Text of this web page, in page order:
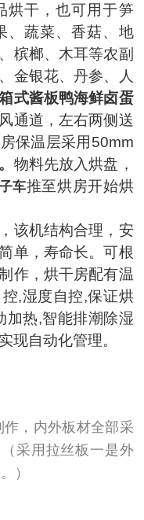
烘干，也可用于笋
、蔬菜、香菇、地
槟榔、木耳等农副
金银花、丹参、人
式酱板鸭海鲜卤蛋
通道，左右两侧送
保温层采用50mm
。 物料先放入烘盘，
车推至烘房开始烘
该机结构合理，安
单，寿命长。可根
作， 烘干房配有温
,湿度自控,保证烘
加热,智能排潮除湿
现自动化管理。
作，内外板材全部采
采用拉丝板一是外
）